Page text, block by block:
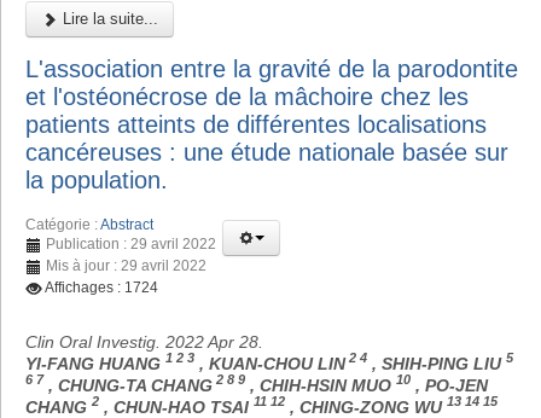
Lire la suite...
L'association entre la gravité de la parodontite
et l'ostéonécrose de la mâchoire chez les
patients atteints de différentes localisations
cancéreuses : une étude nationale basée sur
la population.
Catégorie :Abstract
Publication : 29 avril 2022
Mis à jour : 29 avril 2022
Affichages : 1724
Clin Oral Investig. 2022 Apr 28.
YI-FANG HUANG 1 2 3 , KUAN-CHOU LIN2 4 , SHIH-PING LIU 5
6 7 , CHUNG-TA CHANG 2 8 9 , CHIH-HSIN MUO 10 , PO-JEN
CHANG 2 , CHUN-HAO TSAI 11 12 , CHING-ZONG WU 13 14 15